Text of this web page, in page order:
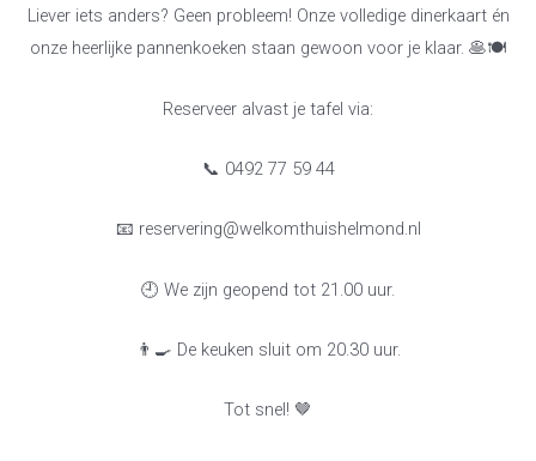
Liever iets anders? Geen probleem! Onze volledige dinerkaart én
onze heerlijke pannenkoeken staan gewoon voor je klaar. 🥞🍽️
Reserveer alvast je tafel via:
📞 0492 77 59 44
📧 reservering@welkomthuishelmond.nl
🕘 We zijn geopend tot 21.00 uur.
👨‍🍳 De keuken sluit om 20.30 uur.
Tot snel! 🤎